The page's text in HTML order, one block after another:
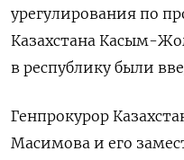
урегулирования по
Казахстана Касым-
в республику были
Генпрокурор
Масимова и его